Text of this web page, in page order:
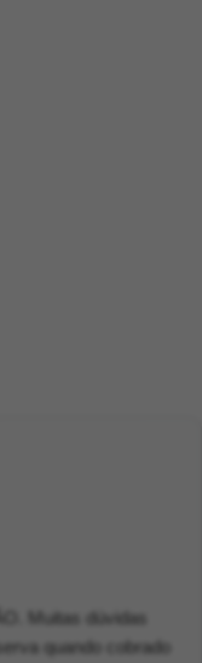
Muitas dúvidas
quando cobrado